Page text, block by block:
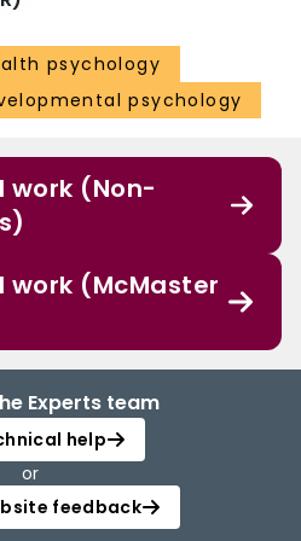
con el resultado de
los modelos de ecuaciones
comparables en los problemas
activa MI-CBT y CBT. También como se
una mayor reducción en la sobre
como se predijo, el efecto del
interpersonales a los 12 meses
por una menor resistencia a medio
Los resultados apoyan que el beneficio
se extiende a los cambios
al manejo de la resistencia como
在認知行為治療 (CBT) 中,在普遍焦
續減少焦慮方面(Westra、君士坦丁諾和
人際問題為標誌,我們測試了這些對這些診
接影響。85名GAD患者被隨機分配到簡短
月的隨中隨和中,患者完成了一定程度的
患者的抵抗力進行評級。正如預期的那樣,
模型顯示,活躍階段MI-CBT和CBT的人際
樣,MI-CBT 與 CBT 相比,在後續方面,在住
psychology
psychology
work (Non-
work (McMaster
Experts team
help
or
feedback